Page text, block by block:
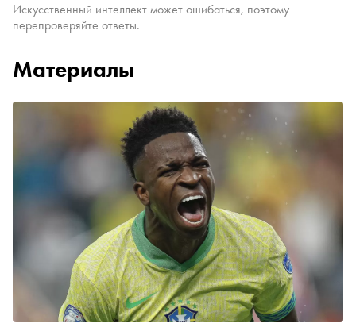
Искусственный интеллект может ошибаться, поэтому
перепроверяйте ответы.
Материалы